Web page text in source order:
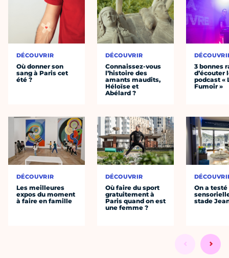
DÉCOUVRIR
Où donner son
sang à Paris cet
été ?
DÉCOUVRIR
Les meilleures
expos du moment
à faire en famille
DÉCOUVRIR
Connaissez-vous
l’histoire des
amants maudits,
Héloïse et
Abélard ?
DÉCOUVRIR
Où faire du sport
gratuitement à
Paris quand on est
une femme ?
3 bonnes
d’écouter
podcast «
Fumoir »
On a
stade